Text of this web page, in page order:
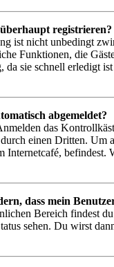
registrieren?
ist nicht unbedingt
Funktionen, die
da sie schnell erledigt
abgemeldet?
das
einen Dritten. Um
Internetcafé, befindest.
dass mein
Bereich findest
sehen. Du wirst